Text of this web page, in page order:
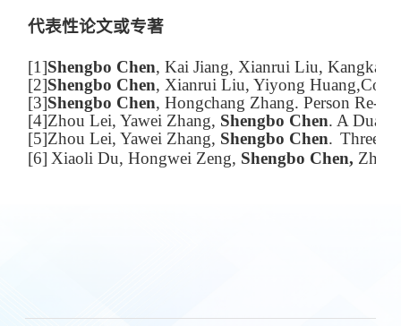
代表性论文或专著
[1]Shengbo Chen, Kai Jiang, Xianrui Liu,
[2]Shengbo Chen, Xianrui Liu, Yiyong
[3]Shengbo Chen, Hongchang Zhang. Person Re-
[4]Zhou Lei, Yawei Zhang, Shengbo Chen. A Dual-
[5]Zhou Lei, Yawei Zhang, Shengbo Chen. Three-
[6] Xiaoli Du, Hongwei Zeng, Shengbo Chen, Zhou